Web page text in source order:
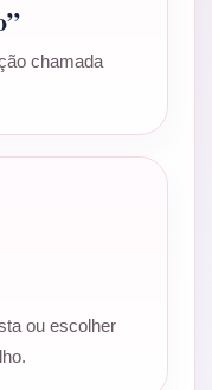
chamada
ou escolher